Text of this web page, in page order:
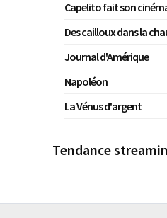
Capelito fait son
Des cailloux dans la
Journal d'Amérique
Napoléon
La Vénus d'argent
Tendance